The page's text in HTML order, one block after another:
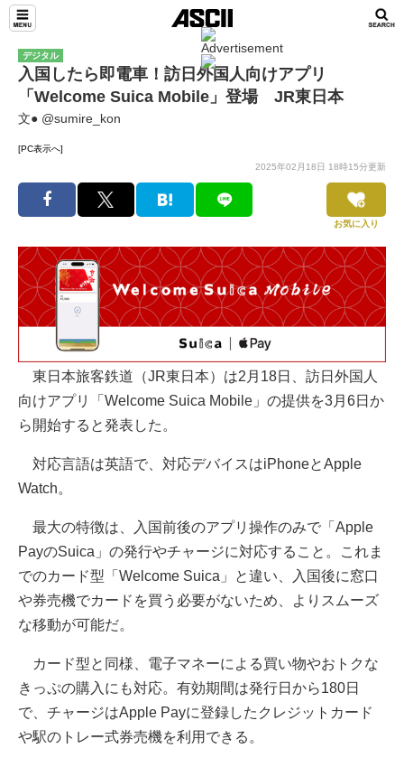
デジタル
入国したら即電車！訪日外国人向けアプリ
「Welcome Suica Mobile」登場 JR東日本
文● @sumire_kon
[PC表示へ]
2025年02月18日 18時15分更新
お気に入り
東日本旅客鉄道（JR東日本）は2月18日、訪日外国人
向けアプリ「Welcome Suica Mobile」の提供を3月6日か
ら開始すると発表した。
対応言語は英語で、対応デバイスはiPhoneとApple
Watch。
最大の特徴は、入国前後のアプリ操作のみで「Apple
PayのSuica」の発行やチャージに対応すること。これま
でのカード型「Welcome Suica」と違い、入国後に窓口
や券売機でカードを買う必要がないため、よりスムーズ
な移動が可能だ。
カード型と同様、電子マネーによる買い物やおトクな
きっぷの購入にも対応。有効期間は発行日から180日
で、チャージはApple Payに登録したクレジットカード
や駅のトレー式券売機を利用できる。